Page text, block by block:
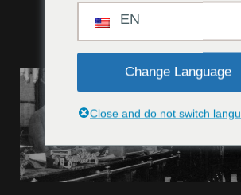
EN
Change Language
Close and do not switch